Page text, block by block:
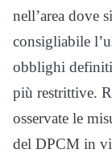
nell’area dove
consigliabile
obblighi
più restrittive.
osservate le
del DPCM in